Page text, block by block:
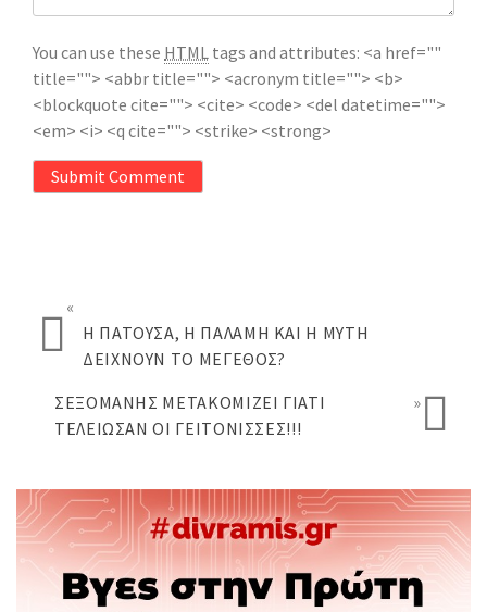
You can use these HTML tags and attributes: <a href=""
title=""> <abbr title=""> <acronym title=""> <b>
<blockquote cite=""> <cite> <code> <del datetime="">
<em> <i> <q cite=""> <strike> <strong>
Submit Comment
«
Η ΠΑΤΟΎΣΑ, Η ΠΑΛΆΜΗ ΚΑΙ Η ΜΎΤΗ
ΔΕΊΧΝΟΥΝ ΤΟ ΜΈΓΕΘΟΣ?
ΣΕΞΟΜΑΝΉΣ ΜΕΤΑΚΟΜΊΖΕΙ ΓΙΑΤΊ
ΤΕΛΕΊΩΣΑΝ ΟΙ ΓΕΙΤΌΝΙΣΣΕΣ!!!
»